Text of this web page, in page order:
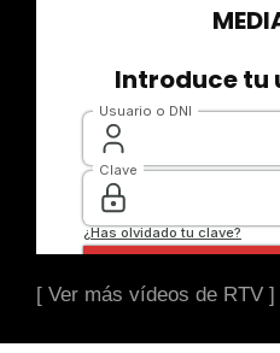
[ Ver más vídeos de RTV ]